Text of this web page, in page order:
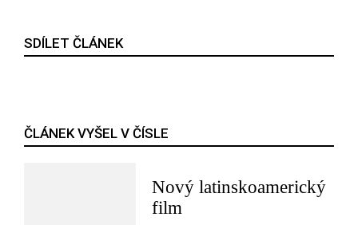
SDÍLET ČLÁNEK
ČLÁNEK VYŠEL V ČÍSLE
Nový latinskoamerický
film